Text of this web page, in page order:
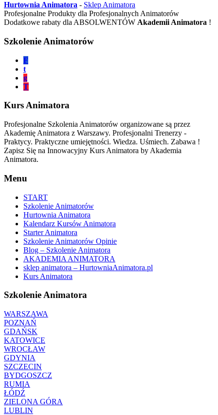
Hurtownia Animatora - Sklep Animatora
Profesjonalne Produkty dla Profesjonalnych Animatorów
Dodatkowe rabaty dla ABSOLWENTÓW Akademii Animatora !
Szkolenie Animatorów
F
t
g
T
Kurs Animatora
Profesjonalne Szkolenia Animatorów organizowane są przez
Akademię Animatora z Warszawy. Profesjonalni Trenerzy -
Praktycy. Praktyczne umiejętności. Wiedza. Uśmiech. Zabawa !
Zapisz Się na Innowacyjny Kurs Animatora by Akademia
Animatora.
Menu
START
Szkolenie Animatorów
Hurtownia Animatora
Kalendarz Kursów Animatora
Starter Animatora
Szkolenie Animatorów Opinie
Blog – Szkolenie Animatora
AKADEMIA ANIMATORA
sklep animatora – HurtowniaAnimatora.pl
Kurs Animatora
Szkolenie Animatora
WARSZAWA
POZNAŃ
GDAŃSK
KATOWICE
WROCŁAW
GDYNIA
SZCZECIN
BYDGOSZCZ
RUMIA
ŁÓDŹ
ZIELONA GÓRA
LUBLIN